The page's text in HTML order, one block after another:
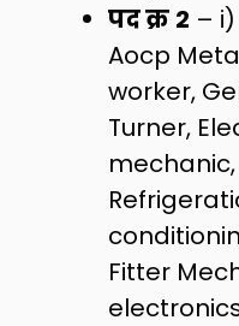
पद क्र 2 – i)
Aocp
worker,
Turner,
Fitter